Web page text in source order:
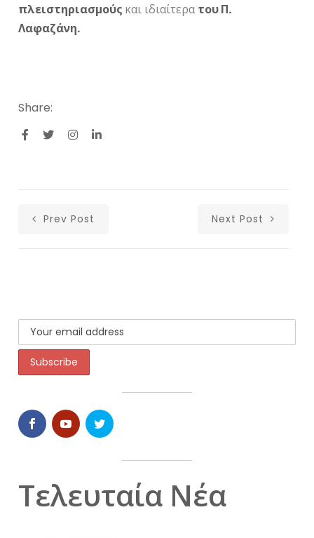
πλειστηριασμούς και ιδιαίτερατου Π.
Λαφαζάνη.
Share:
Prev Post Next Post
Τελευταία Νέα